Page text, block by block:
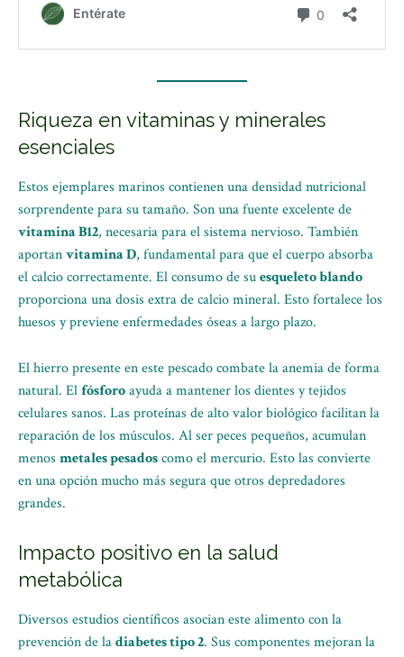
Riqueza en vitaminas y minerales
esenciales
Estos ejemplares marinos contienen una densidad nutricional
sorprendente para su tamaño. Son una fuente excelente de
vitamina B12, necesaria para el sistema nervioso. También
aportanvitamina D, fundamental para que el cuerpo absorba
el calcio correctamente. El consumo de suesqueleto blando
proporciona una dosis extra de calcio mineral. Esto fortalece los
huesos y previene enfermedades óseas a largo plazo.
El hierro presente en este pescado combate la anemia de forma
natural. Elfósforoayuda a mantener los dientes y tejidos
celulares sanos. Las proteínas de alto valor biológico facilitan la
reparación de los músculos. Al ser peces pequeños, acumulan
menos metales pesadoscomo el mercurio. Esto las convierte
en una opción mucho más segura que otros depredadores
grandes.
Impacto positivo en la salud
metabólica
Diversos estudios científicos asocian este alimento con la
prevención de ladiabetes tipo 2. Sus componentes mejoran la